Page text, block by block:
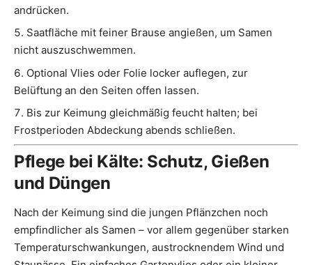
andrücken.
Saatfläche mit feiner Brause angießen, um Samen
nicht auszuschwemmen.
Optional Vlies oder Folie locker auflegen, zur
Belüftung an den Seiten offen lassen.
Bis zur Keimung gleichmäßig feucht halten; bei
Frostperioden Abdeckung abends schließen.
Pflege bei Kälte: Schutz, Gießen
und Düngen
Nach der Keimung sind die jungen Pflänzchen noch
empfindlicher als Samen – vor allem gegenüber starken
Temperaturschwankungen, austrocknendem Wind und